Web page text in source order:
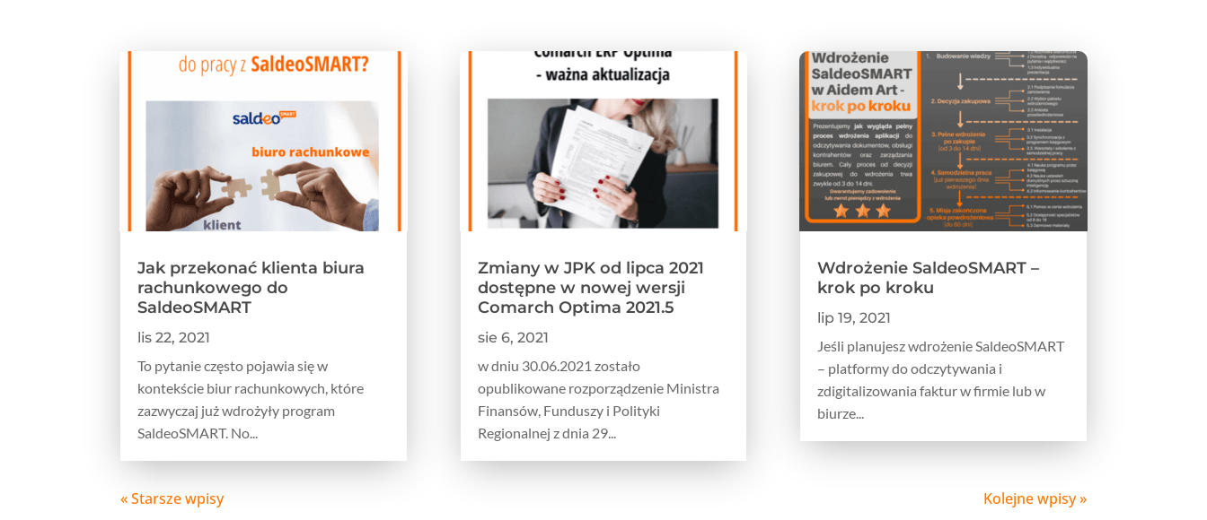
Jak przekonać klienta biura
rachunkowego do
SaldeoSMART
lis 22, 2021
To pytanie często pojawia się w
kontekście biur rachunkowych, które
zazwyczaj już wdrożyły program
SaldeoSMART. No...
Zmiany w JPK od lipca 2021
dostępne w nowej wersji
Comarch Optima 2021.5
sie 6, 2021
w dniu 30.06.2021 zostało
opublikowane rozporządzenie Ministra
Finansów, Funduszy i Polityki
Regionalnej z dnia 29...
Wdrożenie SaldeoSMART –
krok po kroku
lip 19, 2021
Jeśli planujesz wdrożenie SaldeoSMART
– platformy do odczytywania i
zdigitalizowania faktur w firmie lub w
biurze...
« Starsze wpisy Kolejne wpisy »